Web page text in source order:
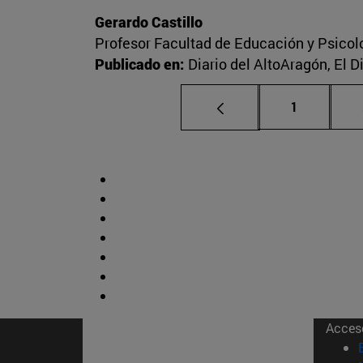
Gerardo Castillo
Profesor Facultad de Educación y
Publicado en: Diario del AltoAragón, El
Página
1